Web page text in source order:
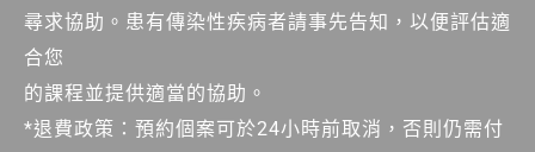
尋求協助。患有傳染性疾病者請事先告知，以便評估適
合您
的課程並提供適當的協助。
*退費政策：預約個案可於24小時前取消，否則仍需付